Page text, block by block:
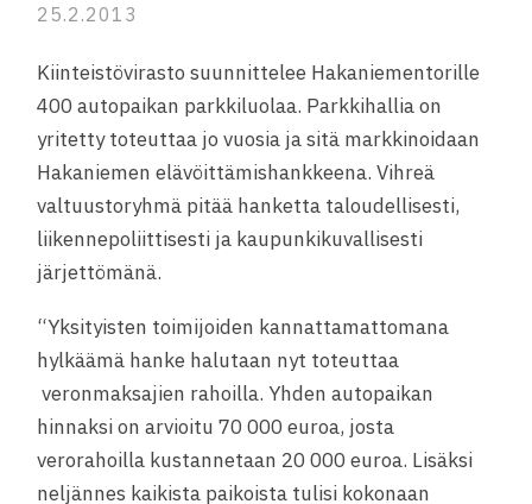
25.2.2013
Kiinteistövirasto suunnittelee Ha­ka­nie­men­to­rille
400 au­to­pai­kan parkkiluolaa. Parkkihallia on
yritetty toteuttaa jo vuosia ja sitä markkinoidaan
Hakaniemen elävöittämishankkeena. Vihreä
valtuustoryhmä pitää hanketta taloudellisesti,
liikennepoliittisesti ja kaupunkikuvallisesti
järjettömänä.
“Yksityisten toimijoiden kannattamattomana
hylkäämä hanke halutaan nyt toteuttaa
veronmaksajien rahoilla. Yhden autopaikan
hinnaksi on arvioitu 70 000 euroa, josta
verorahoilla kustannetaan 20 000 euroa. Lisäksi
neljännes kaikista paikoista tulisi kokonaan